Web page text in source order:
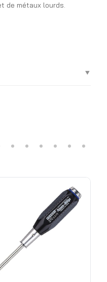
de métaux lourds.